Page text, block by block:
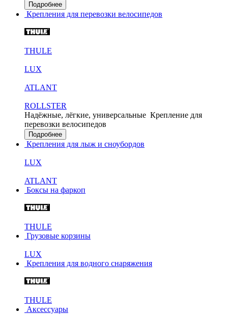
Подробнее
Крепления для перевозки велосипедов
THULE
LUX
ATLANT
ROLLSTER
Надёжные, лёгкие, универсальные Крепление для
перевозки велосипедов
Подробнее
Крепления для лыж и сноубордов
LUX
ATLANT
Боксы на фаркоп
THULE
Грузовые корзины
LUX
Крепления для водного снаряжения
THULE
Аксессуары